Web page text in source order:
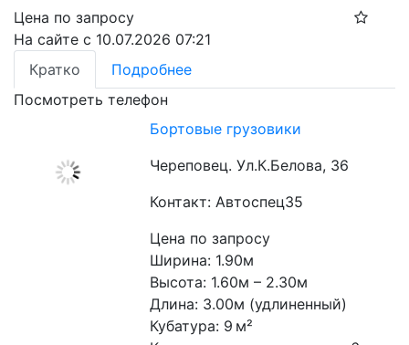
Цена по запросу
На сайте с 10.07.2026 07:21
Кратко
Подробнее
Посмотреть телефон
Бортовые грузовики
Череповец. Ул.К.Белова, 36
Контакт: Автоспец35
Цена по запросу
Ширина: 1.90м
Высота: 1.60м – 2.30м
Длина: 3.00м (удлиненный)
Кубатура: 9 м²